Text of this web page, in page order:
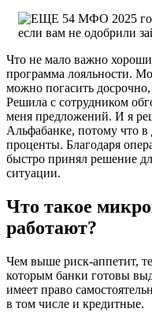
Что не мало важно
программа лояльности.
можно погасить
Решила с сотрудником
меня предложений. И я
Альфабанке, потому что в
проценты. Благодаря
быстро принял решение
ситуации.
Что такое
работают?
Чем выше риск-аппетит,
которым банки готовы
имеет право
в том числе и кредитные.